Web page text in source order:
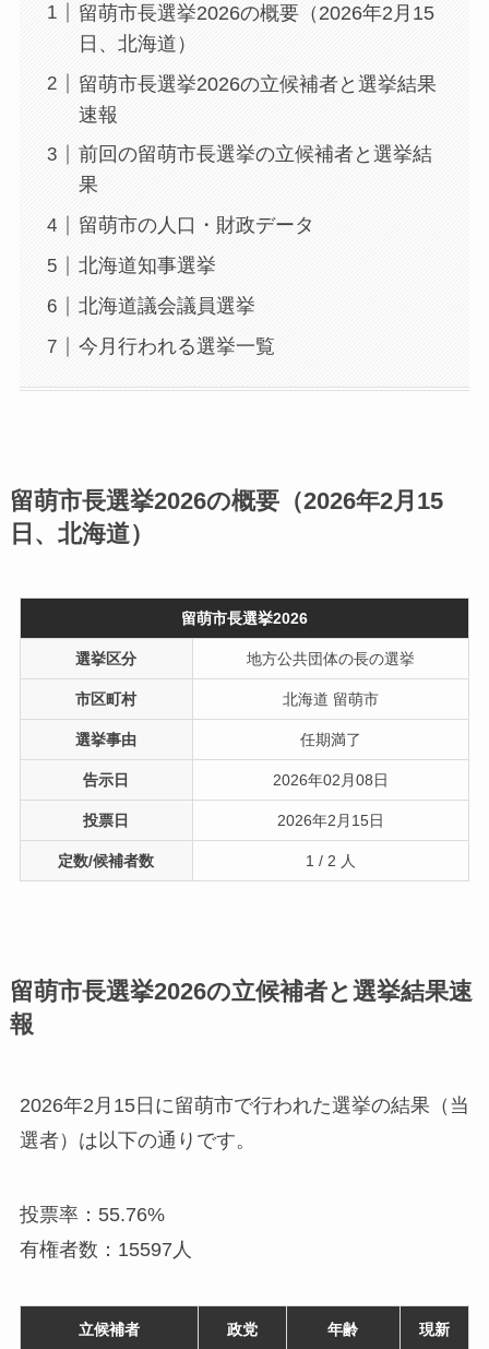
留萌市長選挙2026の概要（2026年2月15
日、北海道）
留萌市長選挙2026の立候補者と選挙結果
速報
前回の留萌市長選挙の立候補者と選挙結
果
留萌市の人口・財政データ
北海道知事選挙
北海道議会議員選挙
今月行われる選挙一覧
留萌市長選挙2026の概要（2026年2月15
日、北海道）
留萌市長選挙2026
選挙区分 地方公共団体の長の選挙
市区町村 北海道 留萌市
選挙事由 任期満了
告示日 2026年02月08日
投票日 2026年2月15日
定数/候補者数 1 / 2 人
留萌市長選挙2026の立候補者と選挙結果速
報
2026年2月15日に留萌市で行われた選挙の結果（当
選者）は以下の通りです。
投票率：55.76%
有権者数：15597人
立候補者 政党 年齢 現新